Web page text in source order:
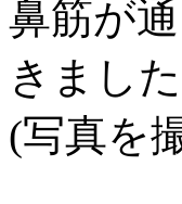
鼻筋が
きました
(写真を